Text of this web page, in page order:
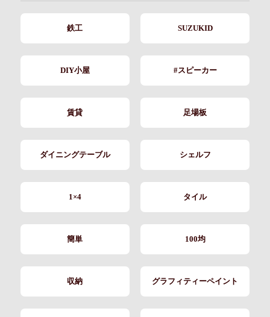
鉄工 SUZUKID
DIY小屋 #スピーカー
賃貸 足場板
ダイニングテーブル シェルフ
1×4 タイル
簡単 100均
収納 グラフィティーペイント